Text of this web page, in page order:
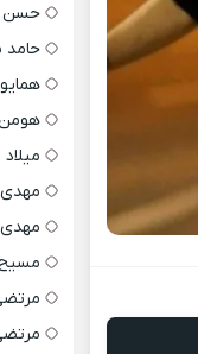
حسن
حامد
مهدی
مهدی